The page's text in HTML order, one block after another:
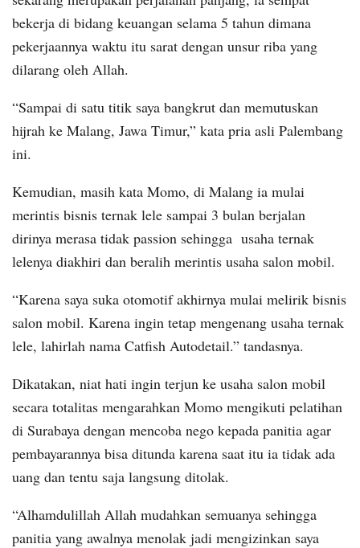
bekerja di bidang keuangan selama 5 tahun dimana
pekerjaannya waktu itu sarat dengan unsur riba yang
dilarang oleh Allah.
“Sampai di satu titik saya bangkrut dan memutuskan
hijrah ke Malang, Jawa Timur,” kata pria asli Palembang
ini.
Kemudian, masih kata Momo, di Malang ia mulai
merintis bisnis ternak lele sampai 3 bulan berjalan
dirinya merasa tidak passion sehingga usaha ternak
lelenya diakhiri dan beralih merintis usaha salon mobil.
“Karena saya suka otomotif akhirnya mulai melirik bisnis
salon mobil. Karena ingin tetap mengenang usaha ternak
lele, lahirlah nama Catfish Autodetail.” tandasnya.
Dikatakan, niat hati ingin terjun ke usaha salon mobil
secara totalitas mengarahkan Momo mengikuti pelatihan
di Surabaya dengan mencoba nego kepada panitia agar
pembayarannya bisa ditunda karena saat itu ia tidak ada
uang dan tentu saja langsung ditolak.
“Alhamdulillah Allah mudahkan semuanya sehingga
panitia yang awalnya menolak jadi mengizinkan saya